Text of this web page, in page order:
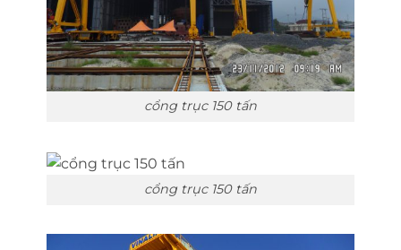
cổng trục 150 tấn
cổng trục 150 tấn